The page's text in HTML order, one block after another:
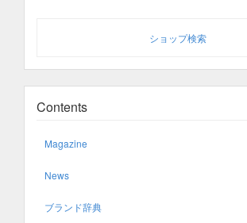
ショップ検索
Contents
Magazine
News
ブランド辞典